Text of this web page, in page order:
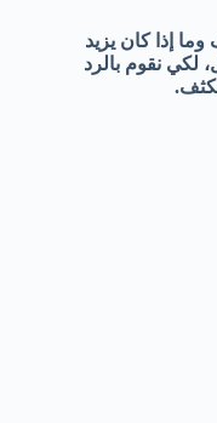
إذا كان يزيد
لكي نقوم بالرد